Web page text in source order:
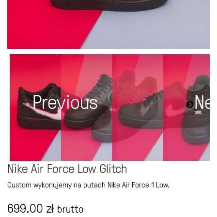
Previous
Nike Air Force Low Glitch
Custom wykonujemy na butach Nike Air Force 1 Low.
699.00 zł brutto